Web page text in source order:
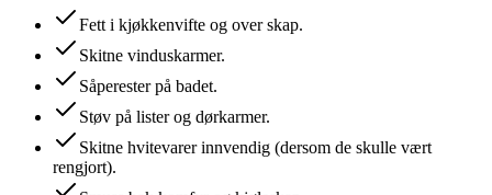
Fett i kjøkkenvifte og over skap.
Skitne vinduskarmer.
Såperester på badet.
Støv på lister og dørkarmer.
Skitne hvitevarer innvendig (dersom de skulle vært
rengjort).